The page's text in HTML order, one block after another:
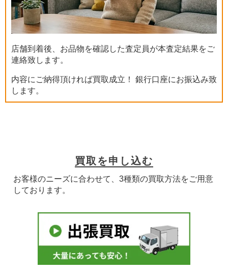
店舗到着後、お品物を確認した査定員が本査定結果をご
連絡致します。
内容にご納得頂ければ買取成立！ 銀行口座にお振込み致
します。
買取を申し込む
お客様のニーズに合わせて、3種類の買取方法をご用意
しております。